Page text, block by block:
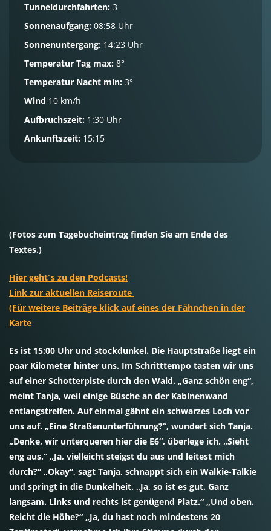
Tunneldurchfahrten: 3
Sonnenaufgang: 08:58 Uhr
Sonnenuntergang: 14:23 Uhr
Temperatur Tag max: 8°
Temperatur Nacht min: 3°
Wind 10 km/h
Aufbruchszeit: 1:30 Uhr
Ankunftszeit: 15:15
(Fotos zum Tagebucheintrag finden Sie am Ende des
Textes.)
Hier geht´s zu den Podcasts!
Link zur aktuellen Reiseroute
(Für weitere Beiträge klick auf eines der Fähnchen in der
Karte
Es ist 15:00 Uhr und stockdunkel. Die Hauptstraße liegt ein
paar Kilometer hinter uns. Im Schritttempo tasten wir uns
auf einer Schotterpiste durch den Wald. „Ganz schön eng“,
meint Tanja, weil einige Büsche an der Kabinenwand
entlangstreifen. Auf einmal gähnt ein schwarzes Loch vor
uns auf. „Eine Straßenunterführung?“, wundert sich Tanja.
„Denke, wir unterqueren hier die E6“, überlege ich. „Sieht
eng aus.“ „Ja, vielleicht steigst du aus und leitest mich
durch?“ „Okay“, sagt Tanja, schnappt sich ein Walkie-Talkie
und springt in die Dunkelheit. „Ja, so ist es gut. Ganz
langsam. Links und rechts ist genügend Platz.“ „Und oben.
Reicht die Höhe?“ „Ja, du hast noch mindestens 20